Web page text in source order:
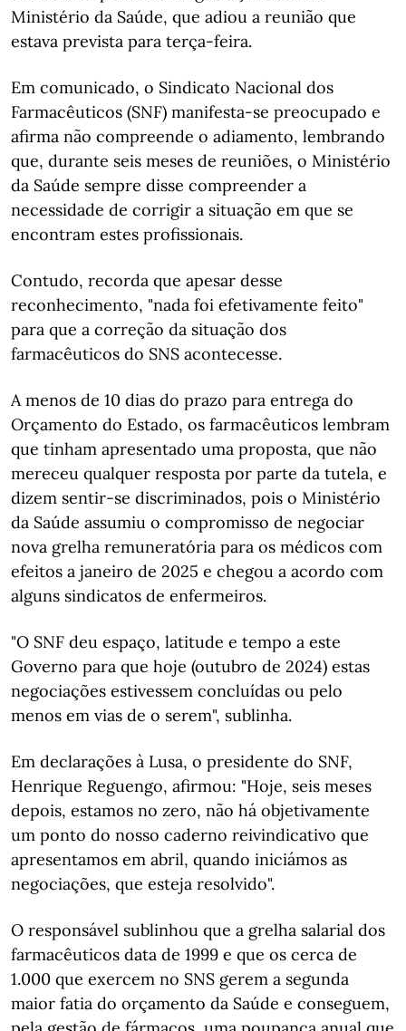
Ministério da Saúde, que adiou a reunião que
estava prevista para terça-feira.
Em comunicado, o Sindicato Nacional dos
Farmacêuticos (SNF) manifesta-se preocupado e
afirma não compreende o adiamento, lembrando
que, durante seis meses de reuniões, o Ministério
da Saúde sempre disse compreender a
necessidade de corrigir a situação em que se
encontram estes profissionais.
Contudo, recorda que apesar desse
reconhecimento, "nada foi efetivamente feito"
para que a correção da situação dos
farmacêuticos do SNS acontecesse.
A menos de 10 dias do prazo para entrega do
Orçamento do Estado, os farmacêuticos lembram
que tinham apresentado uma proposta, que não
mereceu qualquer resposta por parte da tutela, e
dizem sentir-se discriminados, pois o Ministério
da Saúde assumiu o compromisso de negociar
nova grelha remuneratória para os médicos com
efeitos a janeiro de 2025 e chegou a acordo com
alguns sindicatos de enfermeiros.
"O SNF deu espaço, latitude e tempo a este
Governo para que hoje (outubro de 2024) estas
negociações estivessem concluídas ou pelo
menos em vias de o serem", sublinha.
Em declarações à Lusa, o presidente do SNF,
Henrique Reguengo, afirmou: "Hoje, seis meses
depois, estamos no zero, não há objetivamente
um ponto do nosso caderno reivindicativo que
apresentamos em abril, quando iniciámos as
negociações, que esteja resolvido".
O responsável sublinhou que a grelha salarial dos
farmacêuticos data de 1999 e que os cerca de
1.000 que exercem no SNS gerem a segunda
maior fatia do orçamento da Saúde e conseguem,